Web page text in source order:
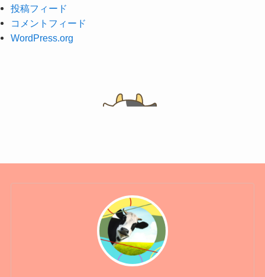
投稿フィード
コメントフィード
WordPress.org